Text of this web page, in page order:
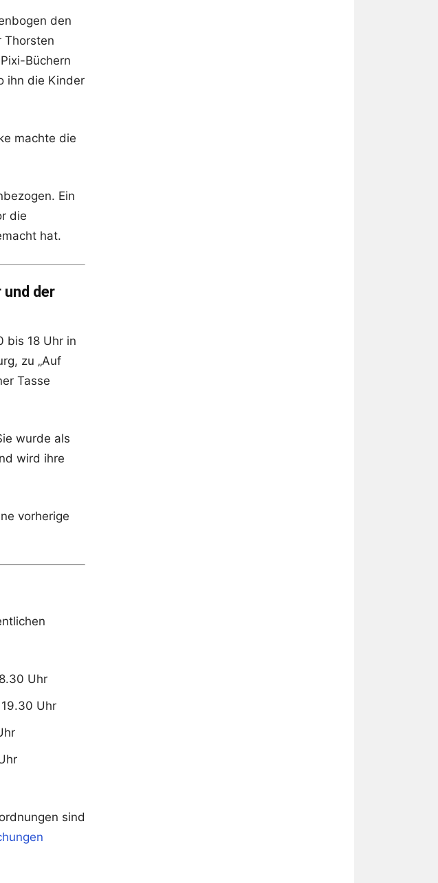
den
Thorsten
Büchern
ihn die Kinder
machte die
Ein
die
hat.
der
bis 18 Uhr in
zu „Auf
Tasse
wurde als
wird ihre
vorherige
Uhr
Uhr
sind